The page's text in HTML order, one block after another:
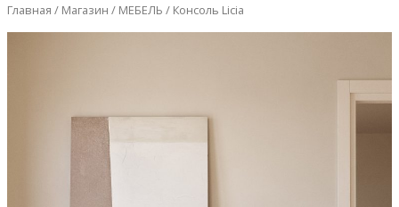
Главная / Магазин / МЕБЕЛЬ / Консоль Licia